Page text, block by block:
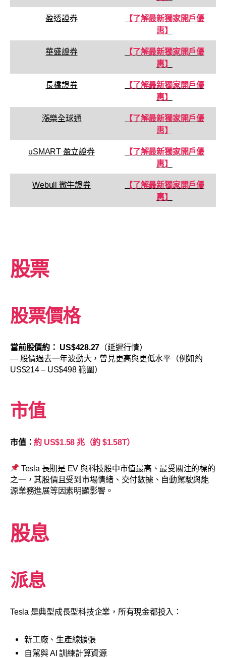
盈透證券
【了解最新獨家開戶優
惠】
華盛證券
【了解最新獨家開戶優
惠】
長橋證券
【了解最新獨家開戶優
惠】
漲樂全球通
【了解最新獨家開戶優
惠】
uSMART 盈立證券
【了解最新獨家開戶優
惠】
Webull 微牛證券
【了解最新獨家開戶優
惠】
股票
股票價格
當前股價約： US$428.27 （延遲行情）
— 股價過去一年波動大，曾見更高與更低水平（例如約
US$214 – US$498 範圍）
市值
市值：約 US$1.58 兆（約 $1.58T）
Tesla 長期是 EV 與科技股中市值最高、最受關注的標的
之一，其股價且受到市場情緒、交付數據、自動駕駛與能
源業務進展等因素明顯影響。
股息
派息
Tesla 是典型成長型科技企業，所有現金都投入：
新工廠、生產線擴張
自駕與 AI 訓練計算資源